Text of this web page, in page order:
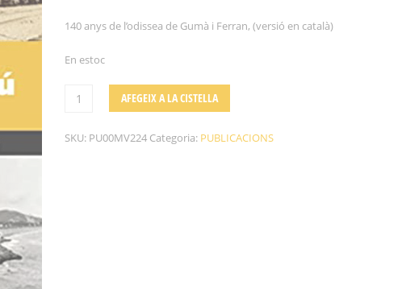
140 anys de l’odissea de Gumà i Ferran, (versió en català)
En estoc
AFEGEIX A LA CISTELLA
SKU: PU00MV224 Categoria: PUBLICACIONS